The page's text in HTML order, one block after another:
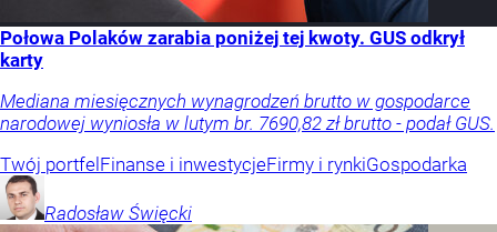
Połowa Polaków zarabia poniżej tej kwoty. GUS odkrył
karty
Mediana miesięcznych wynagrodzeń brutto w gospodarce
narodowej wyniosła w lutym br. 7690,82 zł brutto - podał GUS.
Twój portfel Finanse i inwestycjeFirmy i rynkiGospodarka
Radosław Święcki